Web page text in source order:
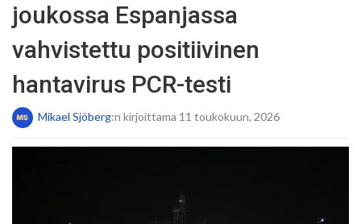
joukossa Espanjassa
vahvistettu positiivinen
hantavirus PCR-testi
Mikael Sjöberg:n kirjoittama 11 toukokuun, 2026